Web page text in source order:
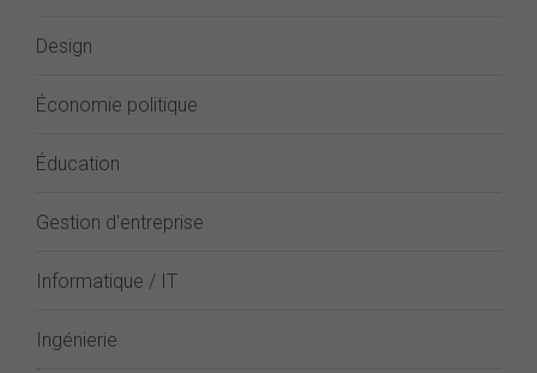
Design
Économie politique
Éducation
Gestion d'entreprise
Informatique / IT
Ingénierie